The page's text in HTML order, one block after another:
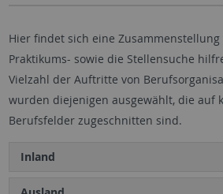
Hier findet sich eine
Praktikums- sowie die Stellensuche
Vielzahl der Auftritte von
wurden diejenigen ausgewählt, die auf
Berufsfelder zugeschnitten sind.
Inland